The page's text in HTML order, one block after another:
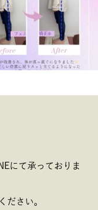
にて承っておりま
ださい。